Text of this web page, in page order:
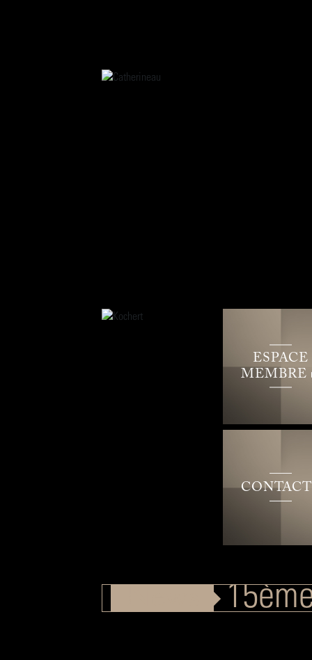
ESPACE
MEMBRE